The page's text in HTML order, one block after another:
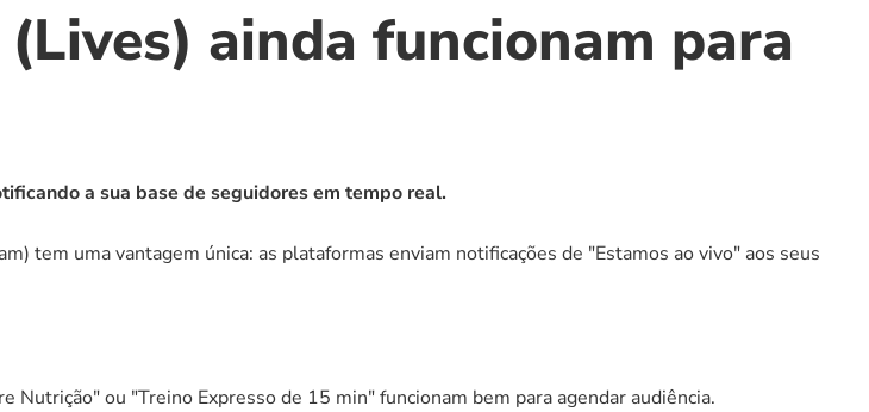
ainda funcionam para
a sua base de seguidores em tempo real.
tem uma vantagem única: as plataformas enviam notificações de "Estamos ao vivo" aos seus
Nutrição" ou "Treino Expresso de 15 min" funcionam bem para agendar audiência.